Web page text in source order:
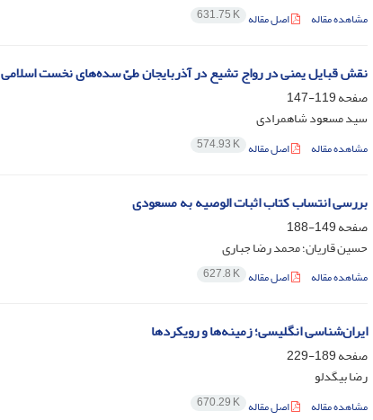
مشاهده مقاله اصل مقاله 631.75 K
نقش قبایل یمنی در رواج تشیع در آذربایجان طیّ سده‌های نخست اسلامی
صفحه119-147
سید مسعود شاهمرادی
مشاهده مقاله اصل مقاله 574.93 K
بررسی انتساب کتاب اثبات الوصیه به مسعودی
صفحه149-188
حسین قاریان؛ محمد رضا جباری
مشاهده مقاله اصل مقاله 627.8 K
ایران‌شناسی انگلیسی؛ زمینه‌ها و رویکردها
صفحه189-229
رضا بیگدلو
مشاهده مقاله اصل مقاله 670.29 K